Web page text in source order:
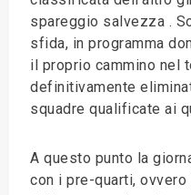
spareggio salvezza .
sfida, in programma
il proprio cammino nel
definitivamente
squadre qualificate ai
A questo punto la
con i pre-quarti,